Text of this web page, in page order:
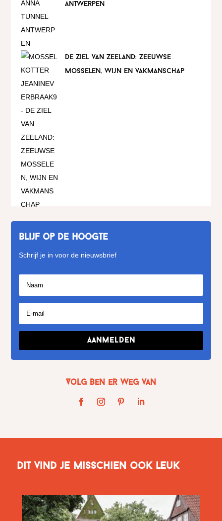
antwerpen
de ziel van zeeland: zeeuwse
mosselen, wijn en vakmanschap
Blijf op de hoogte
Schrijf je in voor de nieuwsbrief
Aanmelden
Volg Ben er weg van
Dit vind je misschien ook leuk